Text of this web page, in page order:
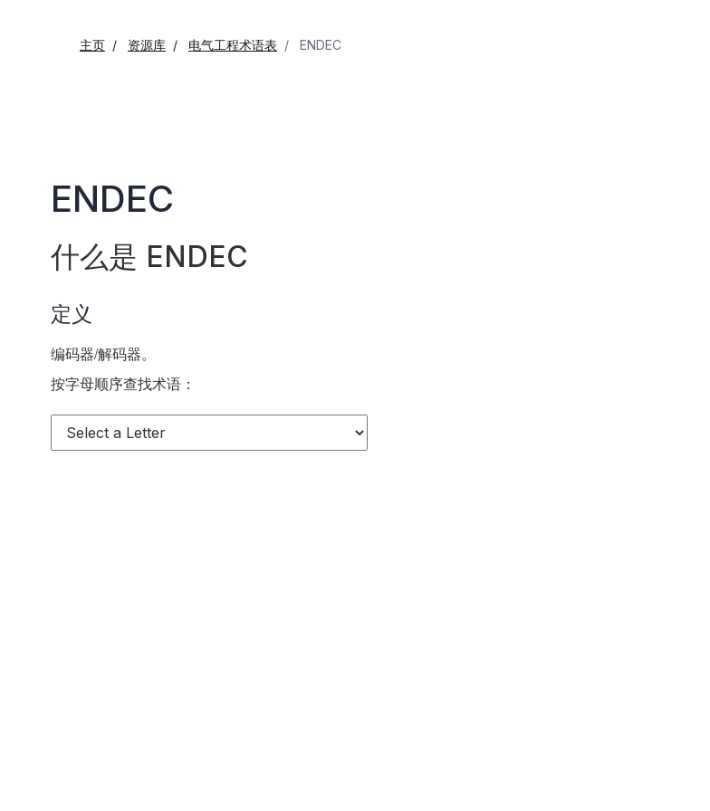
主页 资源库 电气工程术语表 ENDEC
ENDEC
什么是 ENDEC
定义
编码器/解码器。
按字母顺序查找术语：